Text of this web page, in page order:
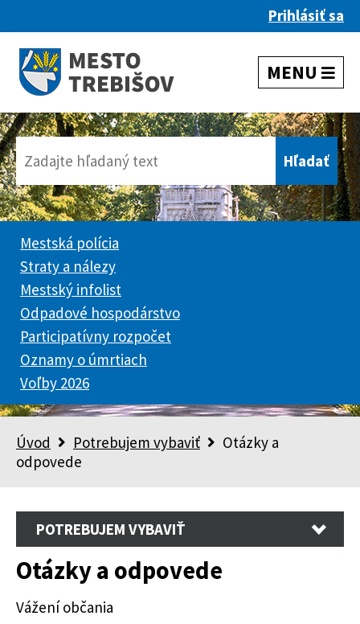
Prihlásiť sa
Mestská polícia
Straty a nálezy
Mestský infolist
Odpadové hospodárstvo
Participatívny rozpočet
Oznamy o úmrtiach
Voľby 2026
Úvod Potrebujem vybaviť
Otázky a
odpovede
POTREBUJEM VYBAVIŤ
Otázky a odpovede
Vážení občania